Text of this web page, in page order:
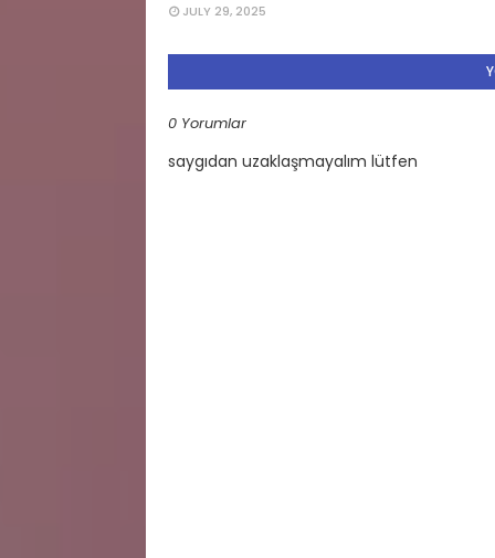
JULY 29, 2025
0 Yorumlar
saygıdan uzaklaşmayalım lütfen